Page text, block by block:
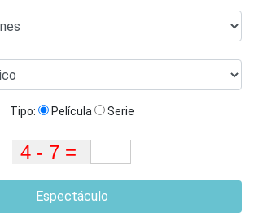
Tipo: Película Serie
Espectáculo